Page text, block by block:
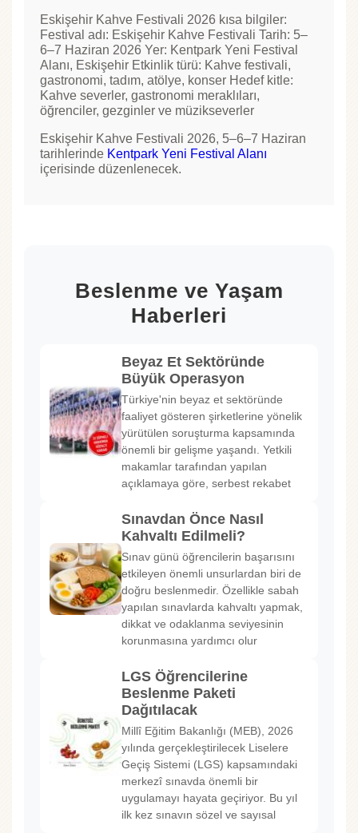
Eskişehir Kahve Festivali 2026 kısa bilgiler:
Festival adı: Eskişehir Kahve Festivali Tarih: 5–
6–7 Haziran 2026 Yer: Kentpark Yeni Festival
Alanı, Eskişehir Etkinlik türü: Kahve festivali,
gastronomi, tadım, atölye, konser Hedef kitle:
Kahve severler, gastronomi meraklıları,
öğrenciler, gezginler ve müzikseverler
Eskişehir Kahve Festivali 2026, 5–6–7 Haziran
tarihlerinde Kentpark Yeni Festival Alanı
içerisinde düzenlenecek.
Beslenme ve Yaşam
Haberleri
Beyaz Et Sektöründe
Büyük Operasyon
Türkiye'nin beyaz et sektöründe
faaliyet gösteren şirketlerine yönelik
yürütülen soruşturma kapsamında
önemli bir gelişme yaşandı. Yetkili
makamlar tarafından yapılan
açıklamaya göre, serbest rekabet
Sınavdan Önce Nasıl
Kahvaltı Edilmeli?
Sınav günü öğrencilerin başarısını
etkileyen önemli unsurlardan biri de
doğru beslenmedir. Özellikle sabah
yapılan sınavlarda kahvaltı yapmak,
dikkat ve odaklanma seviyesinin
korunmasına yardımcı olur
LGS Öğrencilerine
Beslenme Paketi
Dağıtılacak
Millî Eğitim Bakanlığı (MEB), 2026
yılında gerçekleştirilecek Liselere
Geçiş Sistemi (LGS) kapsamındaki
merkezî sınavda önemli bir
uygulamayı hayata geçiriyor. Bu yıl
ilk kez sınavın sözel ve sayısal